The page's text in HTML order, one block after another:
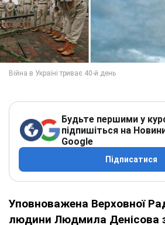
Будьте першими у
підпишіться на
Google
Підписатися
Уповноважена Верховної
людини Людмила Денісова